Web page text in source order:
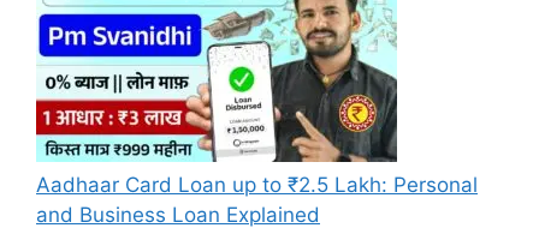
Aadhaar Card Loan up to ₹2.5 Lakh: Personal
and Business Loan Explained